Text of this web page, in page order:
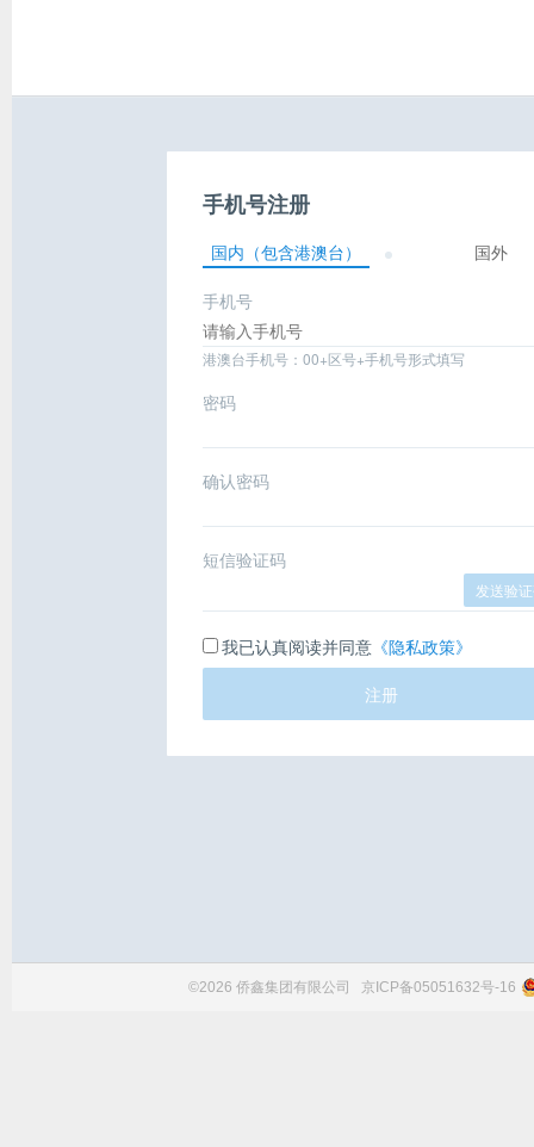
手机号注册
国内（包含港澳台） 国外
手机号
港澳台手机号：00+区号+手机号形式填写
密码
确认密码
短信验证码
发送验
我已认真阅读并同意 《隐私政策》
注册
©2026 侨鑫集团有限公司 京ICP备05051632号-16